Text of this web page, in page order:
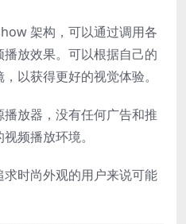
架构，可以通过调用各
放效果。可以根据自己的
以获得更好的视觉体验。
放器，没有任何广告和推
频播放环境。
时尚外观的用户来说可能